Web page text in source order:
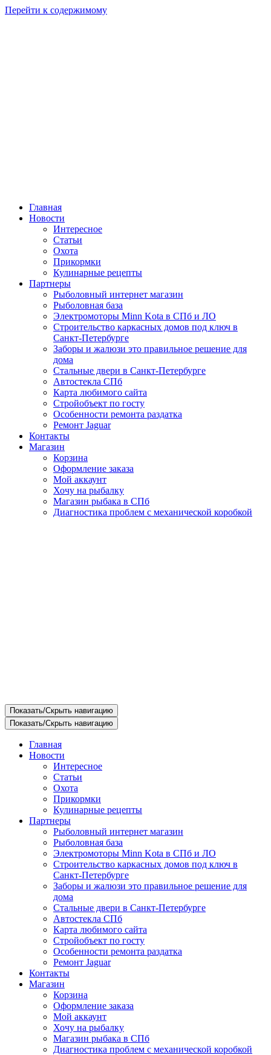
Перейти к содержимому
Главная
Новости
Интересное
Статьи
Охота
Прикормки
Кулинарные рецепты
Партнеры
Рыболовный интернет магазин
Рыболовная база
Электромоторы Minn Kota в СПб и ЛО
Строительство каркасных домов под ключ в
Санкт-Петербурге
Заборы и жалюзи это правильное решение для
дома
Стальные двери в Санкт-Петербурге
Автостекла СПб
Карта любимого сайта
Стройобъект по госту
Особенности ремонта раздатка
Ремонт Jaguar
Контакты
Магазин
Корзина
Оформление заказа
Мой аккаунт
Хочу на рыбалку
Магазин рыбака в СПб
Диагностика проблем с механической коробкой
Показать/Скрыть навигацию
Показать/Скрыть навигацию
Главная
Новости
Интересное
Статьи
Охота
Прикормки
Кулинарные рецепты
Партнеры
Рыболовный интернет магазин
Рыболовная база
Электромоторы Minn Kota в СПб и ЛО
Строительство каркасных домов под ключ в
Санкт-Петербурге
Заборы и жалюзи это правильное решение для
дома
Стальные двери в Санкт-Петербурге
Автостекла СПб
Карта любимого сайта
Стройобъект по госту
Особенности ремонта раздатка
Ремонт Jaguar
Контакты
Магазин
Корзина
Оформление заказа
Мой аккаунт
Хочу на рыбалку
Магазин рыбака в СПб
Диагностика проблем с механической коробкой